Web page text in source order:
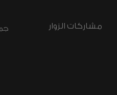
مشاركات الزوار